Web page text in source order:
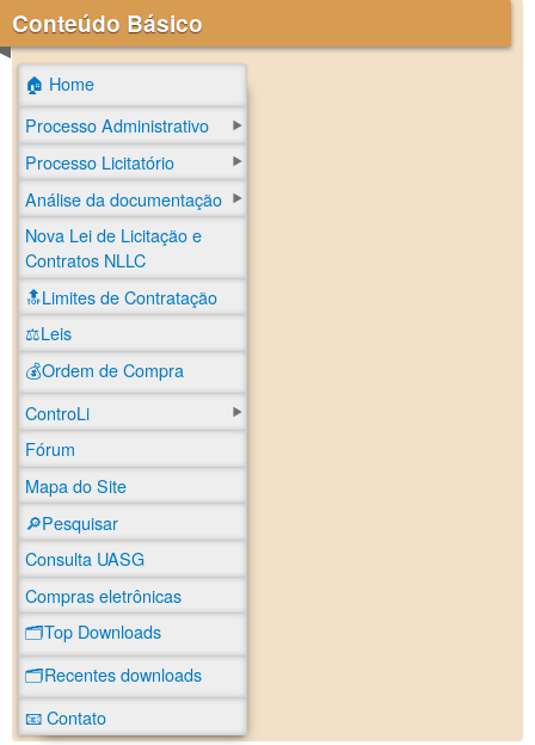
Conteúdo Básico
🏠 Home
Processo Administrativo
Processo Licitatório
Análise da documentação
Nova Lei de Licitação e
Contratos NLLC
🔝Limites de Contratação
⚖️Leis
💰Ordem de Compra
ControLi
Fórum
Mapa do Site
🔎Pesquisar
Consulta UASG
Compras eletrônicas
🗂️Top Downloads
🗂️Recentes downloads
📧 Contato